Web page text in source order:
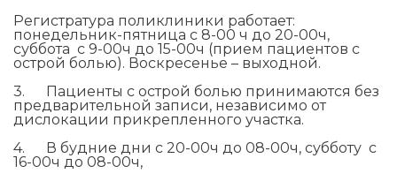
Регистратура поликлиники работает:
понедельник-пятница с 8-00 ч до 20-00ч,
суббота с 9-00ч до 15-00ч (прием пациентов с
острой болью). Воскресенье – выходной.
3. Пациенты с острой болью принимаются без
предварительной записи, независимо от
дислокации прикрепленного участка.
4. В будние дни c 20-00ч до 08-00ч, субботу с
16-00ч до 08-00ч,